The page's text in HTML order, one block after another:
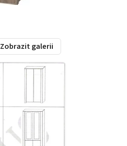
Zobrazit galerii